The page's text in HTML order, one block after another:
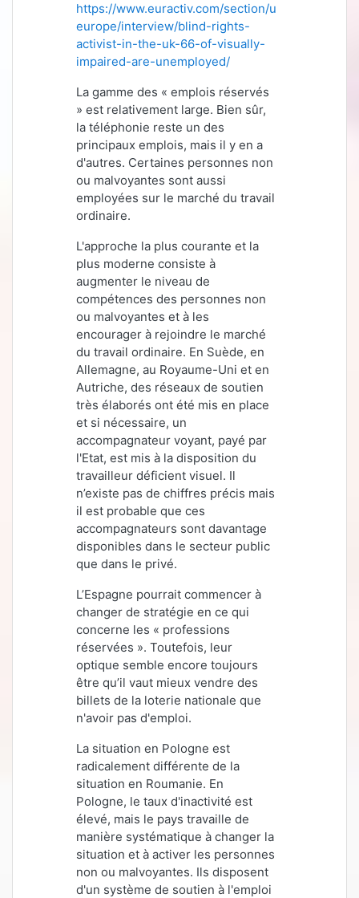
https://www.euractiv.com/section/uk-
europe/interview/blind-rights-
activist-in-the-uk-66-of-visually-
impaired-are-unemployed/
La gamme des « emplois réservés
» est relativement large. Bien sûr,
la téléphonie reste un des
principaux emplois, mais il y en a
d'autres. Certaines personnes non
ou malvoyantes sont aussi
employées sur le marché du travail
ordinaire.
L'approche la plus courante et la
plus moderne consiste à
augmenter le niveau de
compétences des personnes non
ou malvoyantes et à les
encourager à rejoindre le marché
du travail ordinaire. En Suède, en
Allemagne, au Royaume-Uni et en
Autriche, des réseaux de soutien
très élaborés ont été mis en place
et si nécessaire, un
accompagnateur voyant, payé par
l'Etat, est mis à la disposition du
travailleur déficient visuel. Il
n’existe pas de chiffres précis mais
il est probable que ces
accompagnateurs sont davantage
disponibles dans le secteur public
que dans le privé.
L’Espagne pourrait commencer à
changer de stratégie en ce qui
concerne les « professions
réservées ». Toutefois, leur
optique semble encore toujours
être qu’il vaut mieux vendre des
billets de la loterie nationale que
n'avoir pas d'emploi.
La situation en Pologne est
radicalement différente de la
situation en Roumanie. En
Pologne, le taux d'inactivité est
élevé, mais le pays travaille de
manière systématique à changer la
situation et à activer les personnes
non ou malvoyantes. Ils disposent
d'un système de soutien à l'emploi